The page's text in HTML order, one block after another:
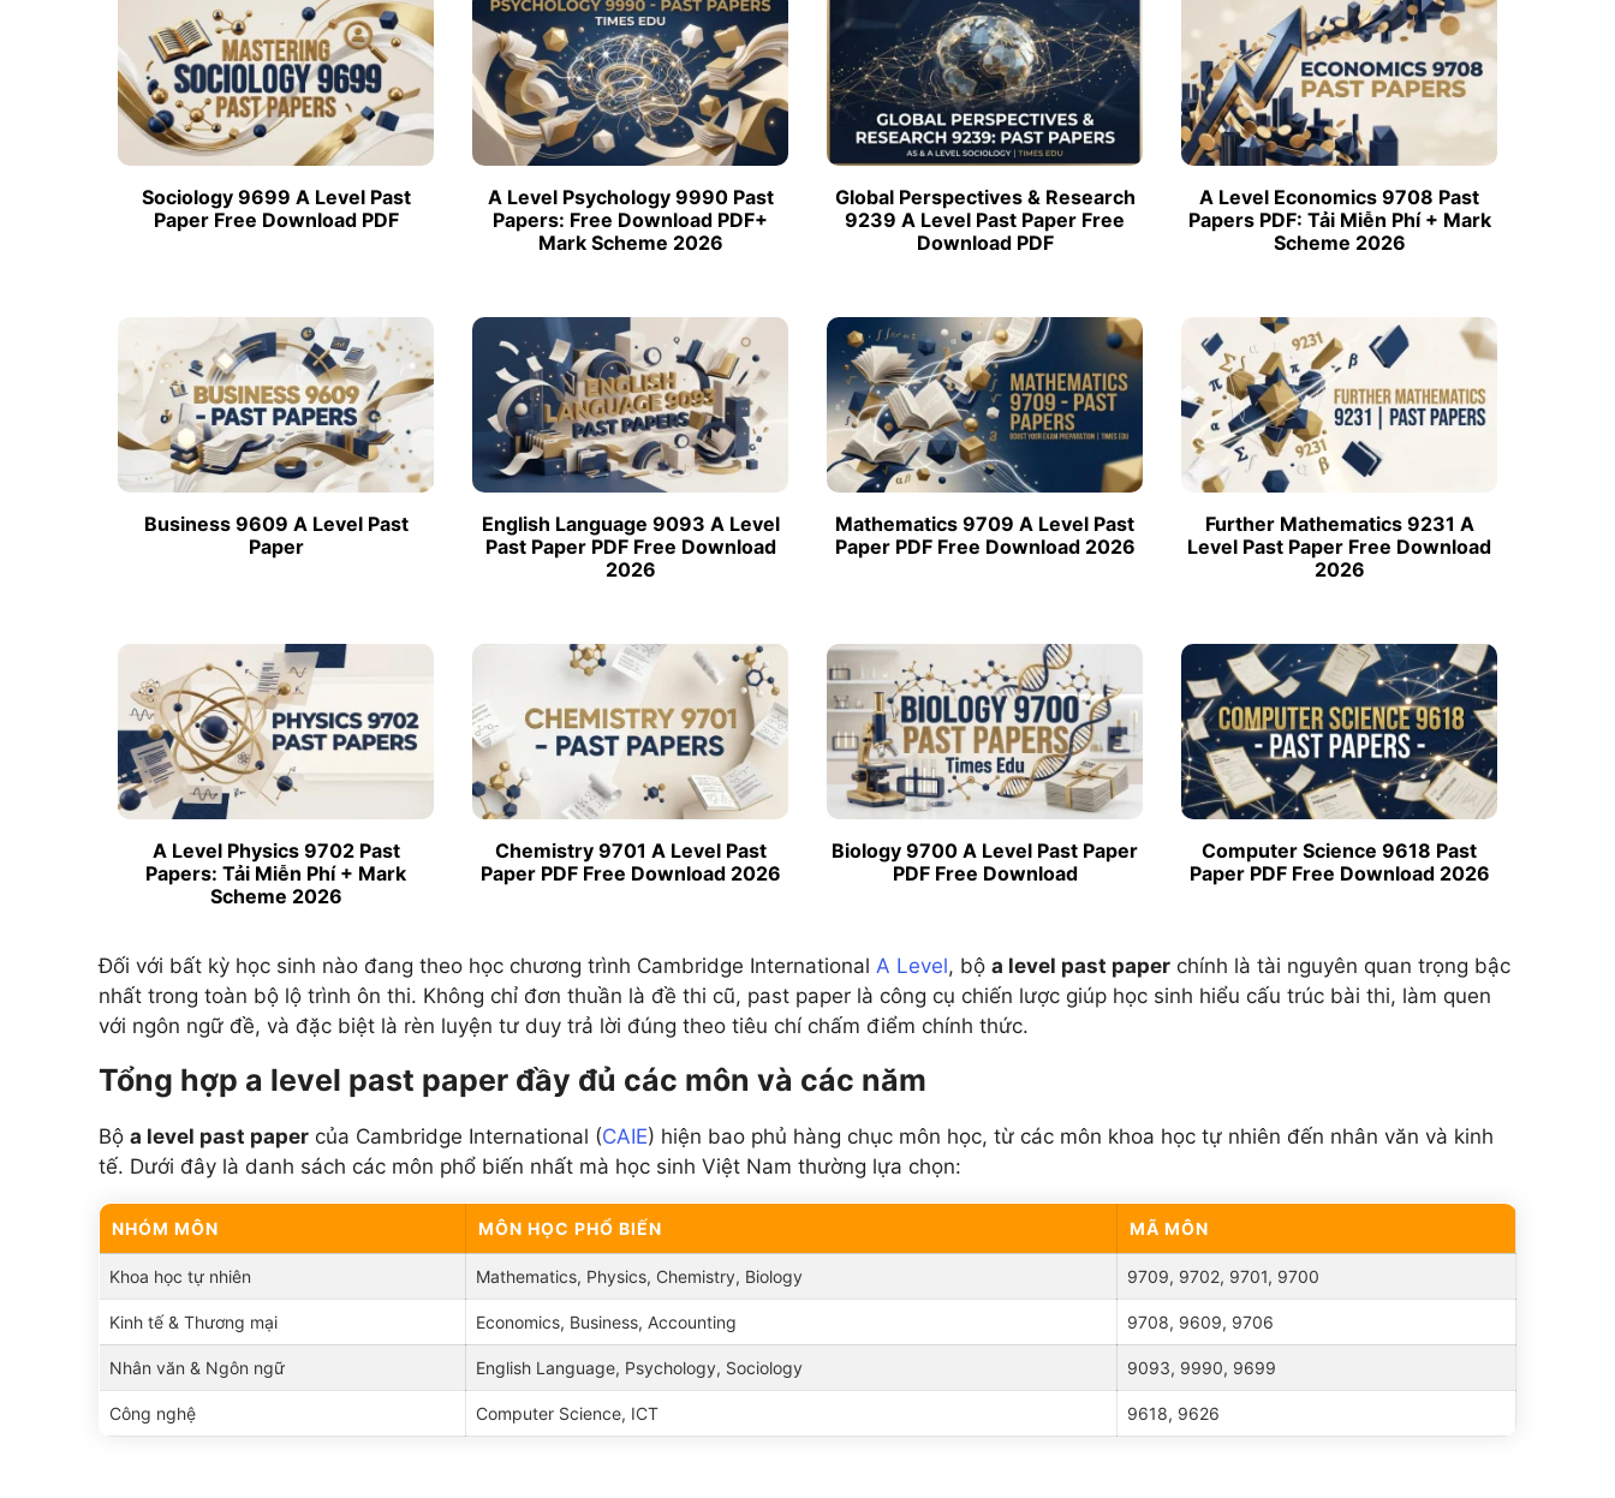
Add Math 0606
+7 môn khác
Xem tất cả 15 môn
+ 5 môn khác
Xem tất cả 12 môn
Xem tất cả 20 môn
Sociology 9699 A Level Past
Paper Free Download PDF
A Level Psychology 9990 Past
Papers: Free Download PDF+
Mark Scheme 2026
Global Perspectives & Research
9239 A Level Past Paper Free
Download PDF
A Level Economics 9708 Past
Papers PDF: Tải Miễn Phí + Mark
Scheme 2026
Business 9609 A Level Past
Paper
English Language 9093 A Level
Past Paper PDF Free Download
2026
Mathematics 9709 A Level Past
Paper PDF Free Download 2026
Further Mathematics 9231 A
Level Past Paper Free Download
2026
A Level Physics 9702 Past
Papers: Tải Miễn Phí + Mark
Scheme 2026
Chemistry 9701 A Level Past
Paper PDF Free Download 2026
Biology 9700 A Level Past Paper
PDF Free Download
Computer Science 9618 Past
Paper PDF Free Download 2026
Đối với bất kỳ học sinh nào đang theo học chương trình Cambridge International A Level, bộ a level past paper chính là tài nguyên quan trọng bậc
nhất trong toàn bộ lộ trình ôn thi. Không chỉ đơn thuần là đề thi cũ, past paper là công cụ chiến lược giúp học sinh hiểu cấu trúc bài thi, làm quen
với ngôn ngữ đề, và đặc biệt là rèn luyện tư duy trả lời đúng theo tiêu chí chấm điểm chính thức.
Tổng hợp a level past paper đầy đủ các môn và các năm
Bộ a level past paper của Cambridge International (CAIE) hiện bao phủ hàng chục môn học, từ các môn khoa học tự nhiên đến nhân văn và kinh
tế. Dưới đây là danh sách các môn phổ biến nhất mà học sinh Việt Nam thường lựa chọn:
NHÓM MÔN MÔN HỌC PHỔ BIẾN MÃ MÔN
Khoa học tự nhiên Mathematics, Physics, Chemistry, Biology 9709, 9702, 9701, 9700
Kinh tế & Thương mại Economics, Business, Accounting 9708, 9609, 9706
Nhân văn & Ngôn ngữ English Language, Psychology, Sociology 9093, 9990, 9699
Công nghệ Computer Science, ICT 9618, 9626